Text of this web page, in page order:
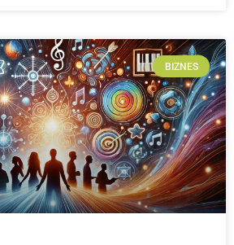
BIZNES